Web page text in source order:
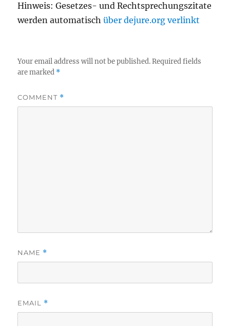
Hinweis: Gesetzes- und Rechtsprechungszitate
werden automatischüber dejure.org verlinkt
Your email address will not be published. Required fields
are marked *
COMMENT *
NAME *
EMAIL *